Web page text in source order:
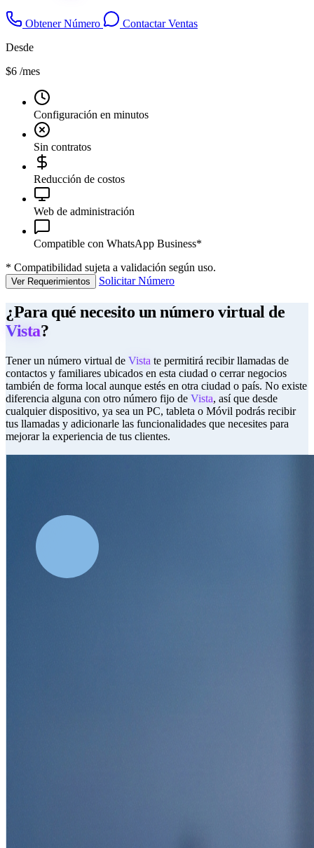
Obtener Número
Contactar Ventas
Desde
$6 /mes
Configuración en minutos
Sin contratos
Reducción de costos
Web de administración
Compatible con WhatsApp Business*
* Compatibilidad sujeta a validación según uso.
Ver Requerimientos Solicitar Número
¿Para qué necesito un número virtual de
Vista?
Tener un número virtual de Vista te permitirá recibir llamadas de
contactos y familiares ubicados en esta ciudad o cerrar negocios
también de forma local aunque estés en otra ciudad o país. No existe
diferencia alguna con otro número fijo de Vista, así que desde
cualquier dispositivo, ya sea un PC, tableta o Móvil podrás recibir
tus llamadas y adicionarle las funcionalidades que necesites para
mejorar la experiencia de tus clientes.